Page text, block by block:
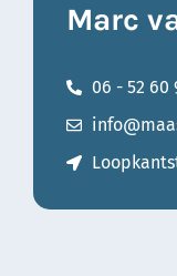
Marc
06 - 52 60